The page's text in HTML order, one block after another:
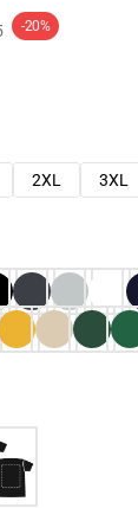
-20%
2XL 3XL